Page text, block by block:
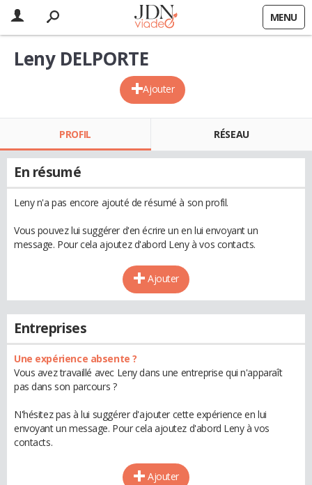
MENU
Ajouter
Leny DELPORTE
PROFIL RÉSEAU
En résumé
Leny n'a pas encore ajouté de résumé à son profil.
Vous pouvez lui suggérer d'en écrire un en lui envoyant un
message. Pour cela ajoutez d'abord Leny à vos contacts.
Ajouter
Entreprises
Une expérience absente ?
Vous avez travaillé avec Leny dans une entreprise qui n'apparaît
pas dans son parcours ?
N'hésitez pas à lui suggérer d'ajouter cette expérience en lui
envoyant un message. Pour cela ajoutez d'abord Leny à vos
contacts.
Ajouter